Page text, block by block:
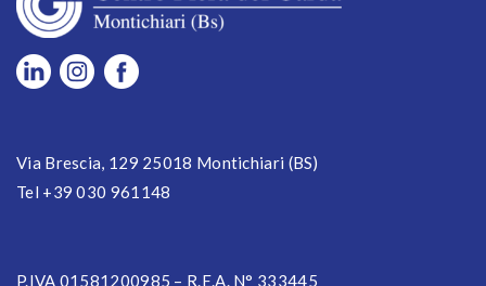
Via Brescia, 129 25018 Montichiari (BS)
Tel +39 030 961148
P.IVA 01581200985 – R.E.A. N° 333445